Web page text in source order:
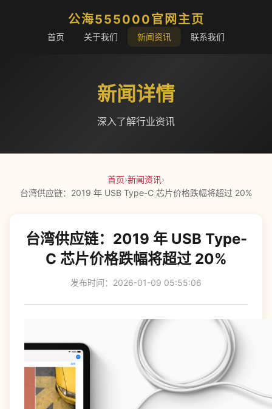
公海555000官网主页
首页 关于我们 新闻资讯 联系我们
新闻详情
深入了解行业资讯
首页›新闻资讯›
台湾供应链：2019 年 USB Type-C 芯片价格跌幅将超过 20%
台湾供应链：2019 年 USB Type-
C 芯片价格跌幅将超过 20%
发布时间：2026-01-09 05:55:06